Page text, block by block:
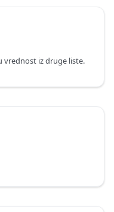
vrednost iz druge liste.